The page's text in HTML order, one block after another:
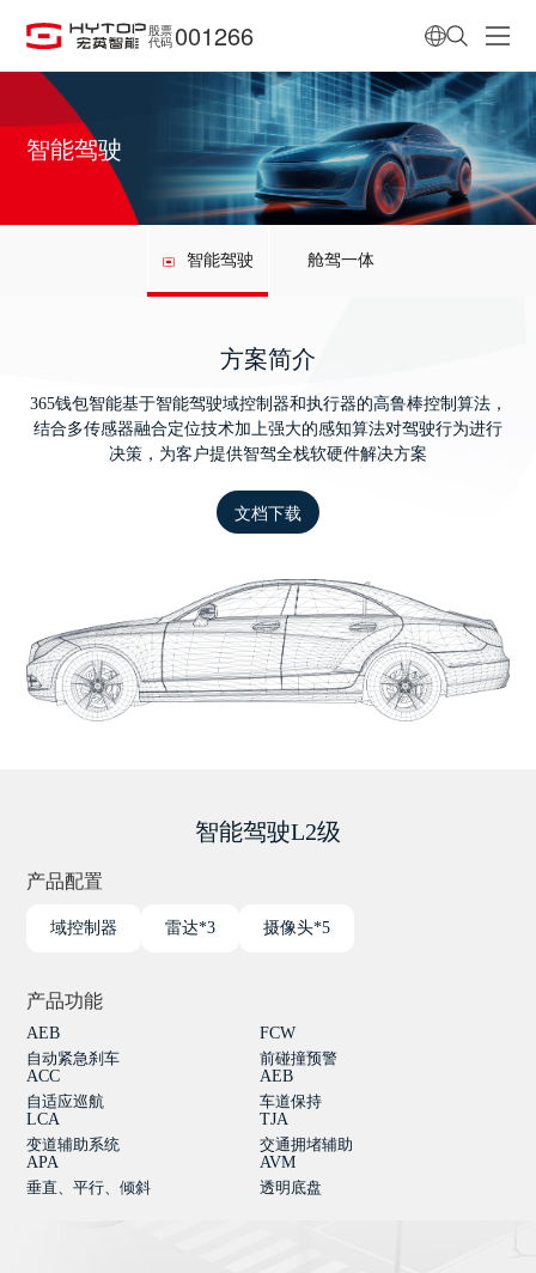
股票
代码 001266
智能驾驶
智能驾驶 舱驾一体
方案简介
365钱包智能基于智能驾驶域控制器和执行器的高鲁棒控制算法，
结合多传感器融合定位技术加上强大的感知算法对驾驶行为进行
决策，为客户提供智驾全栈软硬件解决方案
文档下载
智能驾驶L2级
产品配置
域控制器 雷达*3 摄像头*5
产品功能
AEB
自动紧急刹车
FCW
前碰撞预警
ACC
自适应巡航
AEB
车道保持
LCA
变道辅助系统
TJA
交通拥堵辅助
APA
垂直、平行、倾斜
AVM
透明底盘